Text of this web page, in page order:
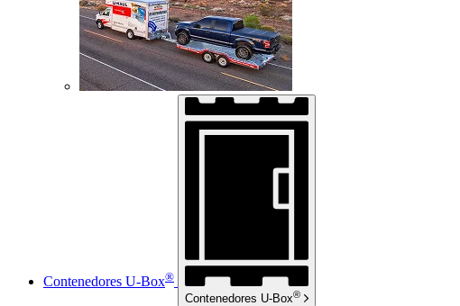
Contenedores U-Box®
Contenedores U-Box®